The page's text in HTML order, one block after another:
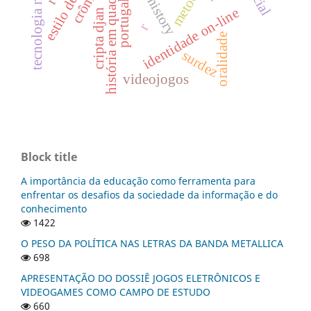
identidade on-line
oralidade
surdez
videojogos
r
portugal
cripta djan
Block title
A importância da educação como ferramenta para
enfrentar os desafios da sociedade da informação e do
conhecimento
1422
O PESO DA POLÍTICA NAS LETRAS DA BANDA METALLICA
698
APRESENTAÇÃO DO DOSSIÊ JOGOS ELETRÔNICOS E
VIDEOGAMES COMO CAMPO DE ESTUDO
660